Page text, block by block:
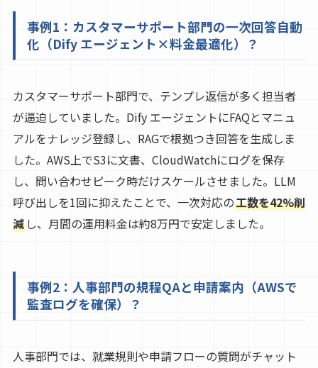
事例1：カスタマーサポート部門の一次回答自動
化（Dify エージェント×料金最適化）？
カスタマーサポート部門で、テンプレ返信が多く担当者
が逼迫していました。Dify エージェントにFAQとマニュ
アルをナレッジ登録し、RAGで根拠つき回答を生成しま
した。AWS上でS3に文書、CloudWatchにログを保存
し、問い合わせピーク時だけスケールさせました。LLM
呼び出しを1回に抑えたことで、一次対応の工数を42%削
減し、月間の運用料金は約8万円で安定しました。
事例2：人事部門の規程QAと申請案内（AWSで
監査ログを確保）？
人事部門では、就業規則や申請フローの質問がチャット